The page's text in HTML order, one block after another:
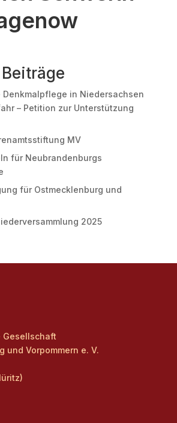
Denkmalpflege in Niedersachsen
– Petition zur Unterstützung
MV
für Neubrandenburgs
für Ostmecklenburg und
2025
Gesellschaft
und Vorpommern e. V.